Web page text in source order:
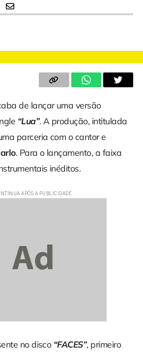
de lançar uma versão
“Lua”. A produção, intitulada
parceria com o cantor e
. Para o lançamento, a faixa
inéditos.
no disco “FACES”, primeiro